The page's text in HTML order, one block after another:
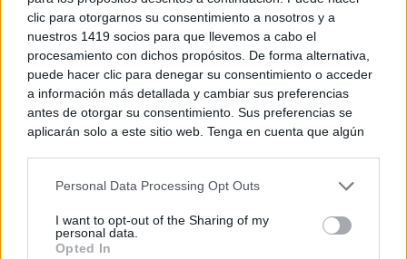
clic para otorgarnos su consentimiento a nosotros y a
nuestros 1419 socios para que llevemos a cabo el
procesamiento con dichos propósitos. De forma alternativa,
puede hacer clic para denegar su consentimiento o acceder
a información más detallada y cambiar sus preferencias
antes de otorgar su consentimiento. Sus preferencias se
aplicarán solo a este sitio web. Tenga en cuenta que algún
rechazar tal procesamiento. Puede cambiar sus preferencias
a este sitio y haciendo clic en el botón "Privacidad" en la
parte inferior de la página web.
Personal Data Processing Opt Outs
I want to opt-out of the Sharing of my
personal data.
Opted In
¿Notas más frío de noche?
La ciencia explica por qué sentimos más frío al final
del día
DISCOVER WITH
Últimas noticias
Alonso Cobo seguirá dirigiendo el juego del
Val Brokers C.B. Tomelloso...